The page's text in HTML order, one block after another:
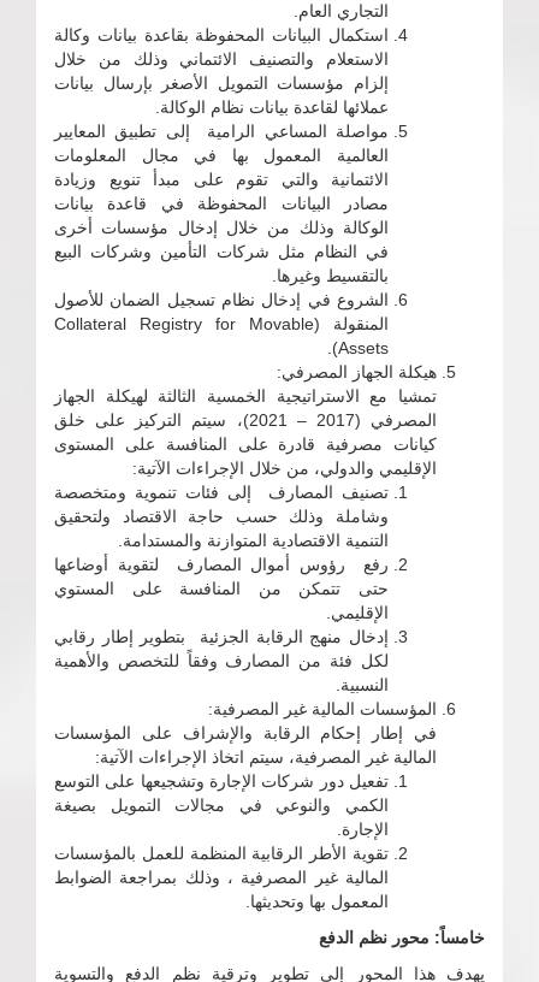
التجاري العام.
استكمال البيانات المحفوظة بقاعدة بيانات وكالة
الاستعلام والتصنيف الائتماني وذلك من خلال
إلزام مؤسسات التمويل الأصغر بإرسال بيانات
عملائها لقاعدة بيانات نظام الوكالة.
مواصلة المساعي الرامية إلى تطبيق المعايير
العالمية المعمول بها في مجال المعلومات
الائتمانية والتي تقوم على مبدأ تنويع وزيادة
مصادر البيانات المحفوظة في قاعدة بيانات
الوكالة وذلك من خلال إدخال مؤسسات أخرى
في النظام مثل شركات التأمين وشركات البيع
بالتقسيط وغيرها.
الشروع في إدخال نظام تسجيل الضمان للأصول
المنقولة (Collateral Registry for Movable
Assets).
هيكلة الجهاز المصرفي:
تمشيا مع الاستراتيجية الخمسية الثالثة لهيكلة الجهاز
المصرفي (2017 – 2021)، سيتم التركيز على خلق
كيانات مصرفية قادرة على المنافسة على المستوى
الإقليمي والدولي، من خلال الإجراءات الآتية:
تصنيف المصارف إلى فئات تنموية ومتخصصة
وشاملة وذلك حسب حاجة الاقتصاد ولتحقيق
التنمية الاقتصادية المتوازنة والمستدامة.
رفع رؤوس أموال المصارف لتقوية أوضاعها
حتى تتمكن من المنافسة على المستوي
الإقليمي.
إدخال منهج الرقابة الجزئية بتطوير إطار رقابي
لكل فئة من المصارف وفقاً للتخصص والأهمية
النسبية.
المؤسسات المالية غير المصرفية:
في إطار إحكام الرقابة والإشراف على المؤسسات
المالية غير المصرفية، سيتم اتخاذ الإجراءات الآتية:
تفعيل دور شركات الإجارة وتشجيعها على التوسع
الكمي والنوعي في مجالات التمويل بصيغة
الإجارة.
تقوية الأطر الرقابية المنظمة للعمل بالمؤسسات
المالية غير المصرفية ، وذلك بمراجعة الضوابط
المعمول بها وتحديثها.
خامساً: محور نظم الدفع
يهدف هذا المحور إلى تطوير وترقية نظم الدفع والتسوية